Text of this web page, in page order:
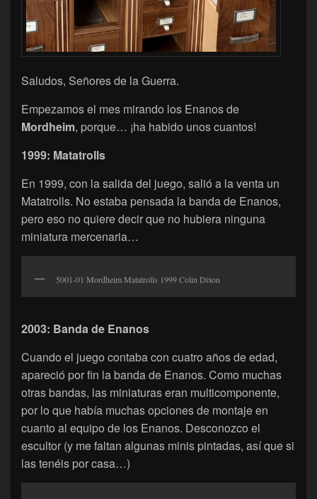
Saludos, Señores de la Guerra.
Empezamos el mes mirando los Enanos de
Mordheim, porque… ¡ha habido unos cuantos!
1999: Matatrolls
En 1999, con la salida del juego, salió a la venta un
Matatrolls. No estaba pensada la banda de Enanos,
pero eso no quiere decir que no hubiera ninguna
miniatura mercenaria…
5001-01 Mordheim Matatrolls 1999 Colin Dixon
2003: Banda de Enanos
Cuando el juego contaba con cuatro años de edad,
apareció por fin la banda de Enanos. Como muchas
otras bandas, las miniaturas eran multicomponente,
por lo que había muchas opciones de montaje en
cuanto al equipo de los Enanos. Desconozco el
escultor (y me faltan algunas minis pintadas, así que si
las tenéis por casa…)